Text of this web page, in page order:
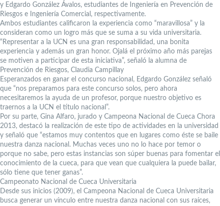
y Edgardo González Ávalos, estudiantes de Ingeniería en Prevención de
Riesgos e Ingeniería Comercial, respectivamente.
Ambos estudiantes calificaron la experiencia como “maravillosa” y la
consideran como un logro más que se suma a su vida universitaria.
“Representar a la UCN es una gran responsabilidad, una bonita
experiencia y además un gran honor. Ojalá el próximo año más parejas
se motiven a participar de esta iniciativa”, señaló la alumna de
Prevención de Riesgos, Claudia Campillay
Esperanzados en ganar el concurso nacional, Edgardo González señaló
que “nos preparamos para este concurso solos, pero ahora
necesitaremos la ayuda de un profesor, porque nuestro objetivo es
traernos a la UCN el título nacional”.
Por su parte, Gina Alfaro, jurado y Campeona Nacional de Cueca Chora
2013, destacó la realización de este tipo de actividades en la universidad
y señaló que “estamos muy contentos que en lugares como éste se baile
nuestra danza nacional. Muchas veces uno no lo hace por temor o
porque no sabe, pero estas instancias son súper buenas para fomentar el
conocimiento de la cueca, para que vean que cualquiera la puede bailar,
sólo tiene que tener ganas”.
Campeonato Nacional de Cueca Universitaria
Desde sus inicios (2009), el Campeona Nacional de Cueca Universitaria
busca generar un vínculo entre nuestra danza nacional con sus raíces,